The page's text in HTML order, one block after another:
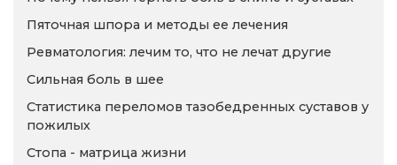
Пяточная шпора и методы ее лечения
Ревматология: лечим то, что не лечат другие
Сильная боль в шее
Статистика переломов тазобедренных суставов у
пожилых
Стопа - матрица жизни